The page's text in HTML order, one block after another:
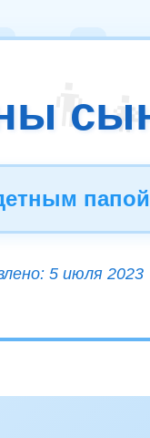
5 июля 2023